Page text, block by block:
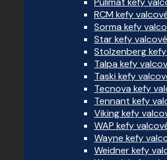
RCM kefy
Sorma kefy
Star kefy valcové
Stolzenberg
Talpa kefy
Taski kefy
Tecnova kefy
Tennant kefy
Viking kefy
WAP kefy
Wayne kefy
Weidner kefy